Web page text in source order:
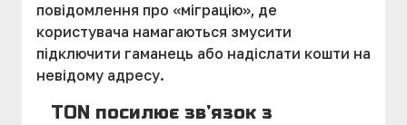
повідомлення про «міграцію», де
користувача намагаються змусити
підключити гаманець або надіслати кошти на
невідому адресу.
TON посилює зв’язок з